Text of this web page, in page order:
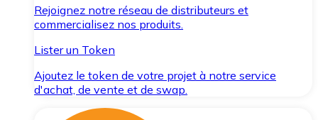
Rejoignez notre réseau de distributeurs et
commercialisez nos produits.
Lister un Token
Ajoutez le token de votre projet à notre service
d'achat, de vente et de swap.